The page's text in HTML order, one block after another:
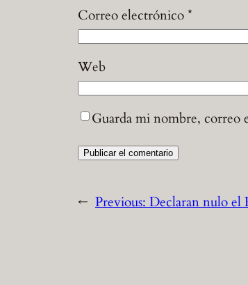
Correo electrónico*
Web
Guarda mi nombre, correo
← Previous: Declaran nulo el